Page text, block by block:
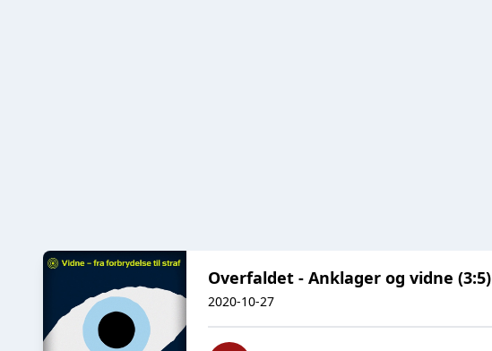
Overfaldet - Anklager og vidne (3:5)
2020-10-27